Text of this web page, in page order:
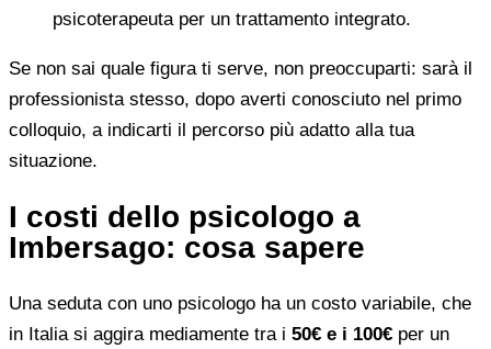
psicoterapeuta per un trattamento integrato.
Se non sai quale figura ti serve, non preoccuparti: sarà il
professionista stesso, dopo averti conosciuto nel primo
colloquio, a indicarti il percorso più adatto alla tua
situazione.
I costi dello psicologo a
Imbersago: cosa sapere
Una seduta con uno psicologo ha un costo variabile, che
in Italia si aggira mediamente tra i 50€ e i 100€ per un